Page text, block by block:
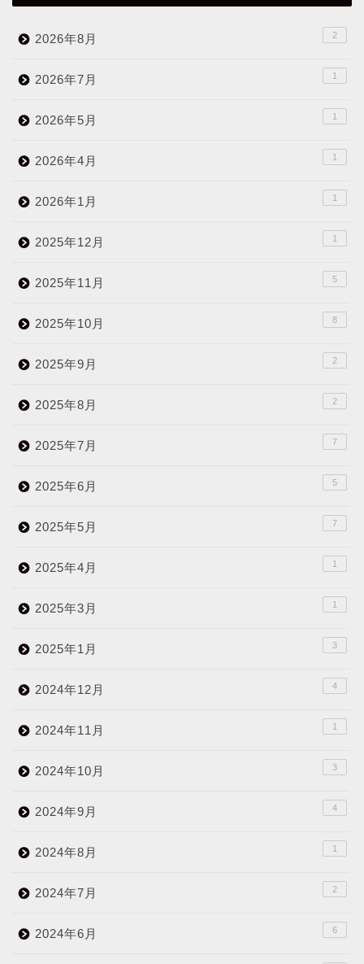
2026年8月 2
2026年7月 1
2026年5月 1
2026年4月 1
2026年1月 1
2025年12月 1
2025年11月 5
2025年10月 8
2025年9月 2
2025年8月 2
2025年7月 7
2025年6月 5
2025年5月 7
2025年4月 1
2025年3月 1
2025年1月 3
2024年12月 4
2024年11月 1
2024年10月 3
2024年9月 4
2024年8月 1
2024年7月 2
2024年6月 6